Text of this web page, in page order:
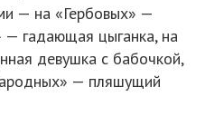
— на «Гербовых» —
— гадающая цыганка, на
девушка с бабочкой,
— пляшущий